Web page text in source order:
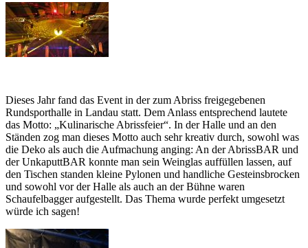
Dieses Jahr fand das Event in der zum Abriss freigegebenen
Rundsporthalle in Landau statt. Dem Anlass entsprechend lautete
das Motto: „Kulinarische Abrissfeier“. In der Halle und an den
Ständen zog man dieses Motto auch sehr kreativ durch, sowohl was
die Deko als auch die Aufmachung anging: An der AbrissBAR und
der UnkaputtBAR konnte man sein Weinglas auffüllen lassen, auf
den Tischen standen kleine Pylonen und handliche Gesteinsbrocken
und sowohl vor der Halle als auch an der Bühne waren
Schaufelbagger aufgestellt. Das Thema wurde perfekt umgesetzt
würde ich sagen!